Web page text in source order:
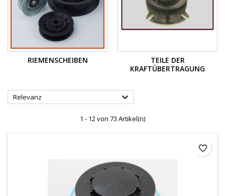
RIEMENSCHEIBEN
TEILE DER
KRAFTÜBERTRAGUNG
Relevanz 
1 - 12 von 73 Artikel(n)
favorite_border